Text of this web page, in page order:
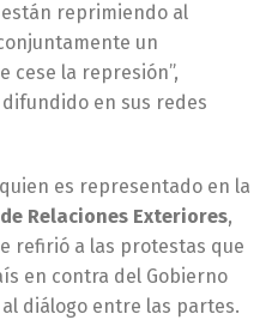
reprimiendo al
un
cese la represión”,
en sus redes
es representado en la
Relaciones Exteriores,
refirió a las protestas que
en contra del Gobierno
diálogo entre las partes.